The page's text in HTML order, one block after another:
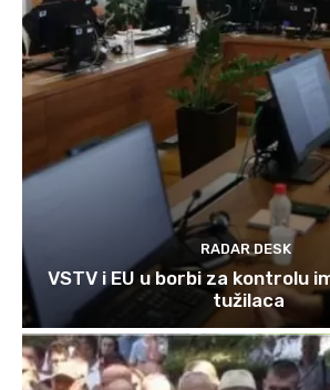
RADAR DESK
VSTV i EU u borbi za kontrolu
tužilaca